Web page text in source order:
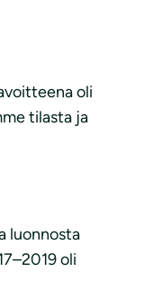
oli
tilasta ja
luonnosta
oli